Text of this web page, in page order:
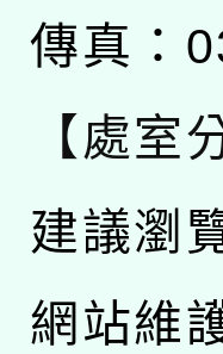
傳真：
【處室
建議瀏
網站維